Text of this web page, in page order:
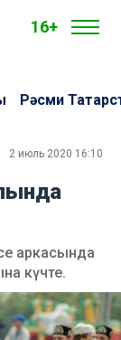
16+
Рәсми
2 июль 2020 16:10
аркасында
күчте.